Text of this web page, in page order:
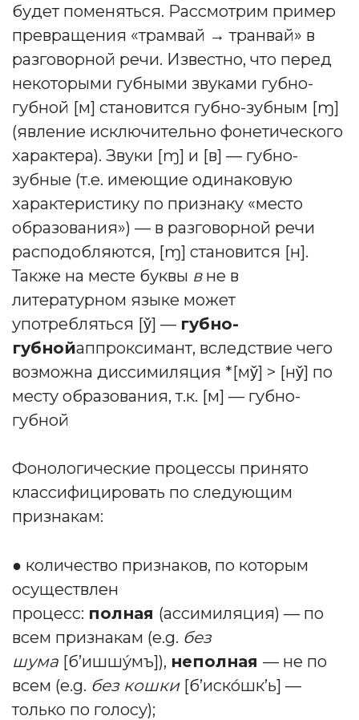
будет поменяться. Рассмотрим пример
превращения «трамвай → транвай» в
разговорной речи. Известно, что перед
некоторыми губными звуками губно-
губной [м] становится губно-зубным [ɱ]
(явление исключительно фонетического
характера). Звуки [ɱ] и [в] — губно-
зубные (т.е. имеющие одинаковую
характеристику по признаку «место
образования») — в разговорной речи
расподобляются, [ɱ] становится [н].
Также на месте буквы в не в
литературном языке может
употребляться [у̌] — губно-
губнойаппроксимант, вследствие чего
возможна диссимиляция *[му̌] > [ну̌] по
месту образования, т.к. [м] — губно-
губной
Фонологические процессы принято
классифицировать по следующим
признакам:
● количество признаков, по которым
осуществлен
процесс: полная (ассимиляция) — по
всем признакам (e.g. без
шума [б’ишшу́мъ]), неполная — не по
всем (e.g. без кошки [б’иско́шк’ь] —
только по голосу);